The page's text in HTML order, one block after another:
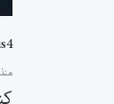
منذ 7 أشهر